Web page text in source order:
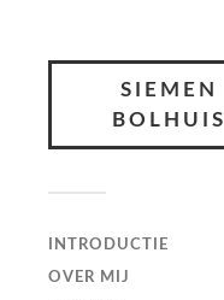
SIEMEN
BOLHUIS
INTRODUCTIE
OVER MIJ